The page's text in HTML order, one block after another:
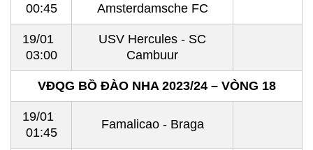
00:45
Amsterdamsche FC
19/01
03:00
USV Hercules - SC
Cambuur
VĐQG BỒ ĐÀO NHA 2023/24 – VÒNG 18
19/01
01:45
Famalicao - Braga